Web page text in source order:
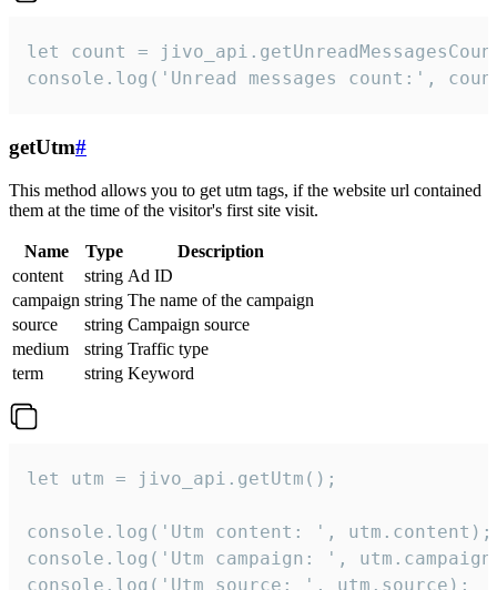
let count =
console.log('Unread messages count:',
getUtm#
This method allows you to get utm tags, if the website url contained
them at the time of the visitor's first site visit.
Name Type
Description
content
string Ad ID
campaign string The name of the campaign
source
string Campaign source
medium
string Traffic type
term
string Keyword
let utm = jivo_api.getUtm();
console.log('Utm content: ', utm.content);
console.log('Utm campaign: ',
console.log('Utm source: ', utm.source);